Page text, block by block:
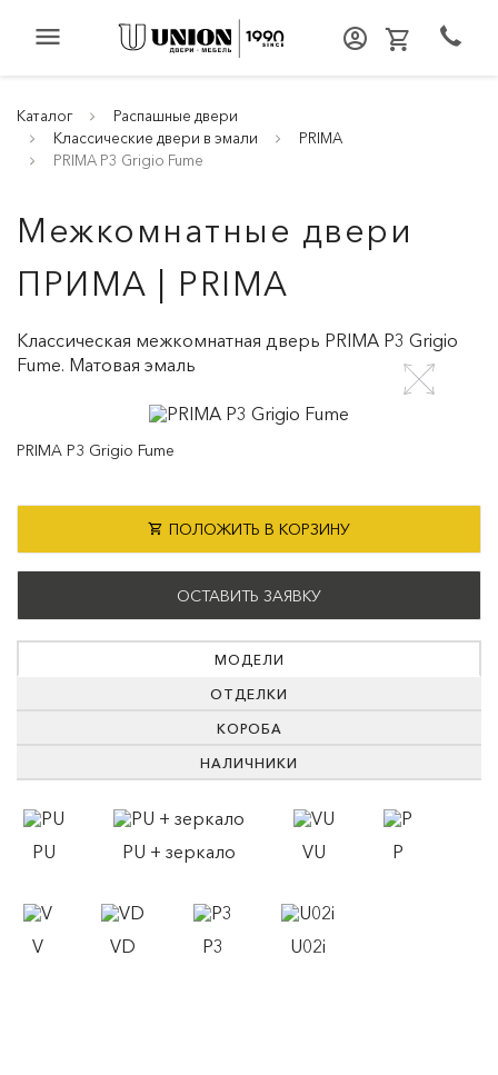
menu
Каталог
Распашные двери
Классические двери в эмали
PRIMA
PRIMA P3 Grigio Fume
Межкомнатные двери
ПРИМА | PRIMA
Классическая межкомнатная дверь PRIMA P3 Grigio
Fume. Матовая эмаль
PRIMA P3 Grigio Fume
ПОЛОЖИТЬ В КОРЗИНУ
ОСТАВИТЬ ЗАЯВКУ
МОДЕЛИ
ОТДЕЛКИ
КОРОБА
НАЛИЧНИКИ
PU PU + зеркало VU P
V VD P3 U02i